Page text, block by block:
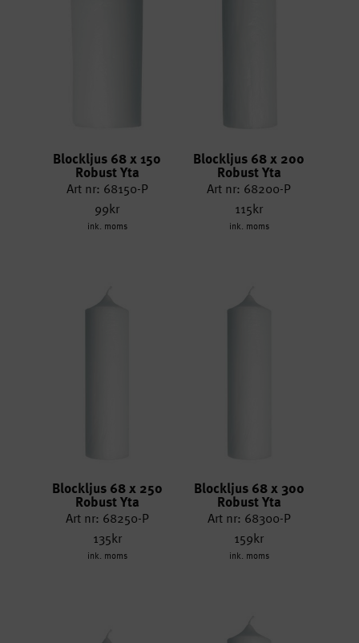
Blockljus 68 x 150
Robust Yta
Art nr: 68150-P
99kr
ink. moms
Blockljus 68 x 200
Robust Yta
Art nr: 68200-P
115kr
ink. moms
Blockljus 68 x 250
Robust Yta
Art nr: 68250-P
135kr
ink. moms
Blockljus 68 x 300
Robust Yta
Art nr: 68300-P
159kr
ink. moms